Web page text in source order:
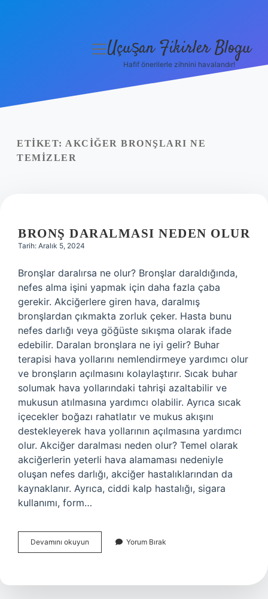
Yasal Uyarı
menüyü
Uçuşan Fikirler Blogu
Hafif önerilerle zihnini havalandır!
ETIKET: AKCIĞER BRONŞLARI NE
TEMIZLER
BRONŞ DARALMASI NEDEN OLUR
Tarih: Aralık 5, 2024
Bronşlar daralırsa ne olur? Bronşlar daraldığında,
nefes alma işini yapmak için daha fazla çaba
gerekir. Akciğerlere giren hava, daralmış
bronşlardan çıkmakta zorluk çeker. Hasta bunu
nefes darlığı veya göğüste sıkışma olarak ifade
edebilir. Daralan bronşlara ne iyi gelir? Buhar
terapisi hava yollarını nemlendirmeye yardımcı olur
ve bronşların açılmasını kolaylaştırır. Sıcak buhar
solumak hava yollarındaki tahrişi azaltabilir ve
mukusun atılmasına yardımcı olabilir. Ayrıca sıcak
içecekler boğazı rahatlatır ve mukus akışını
destekleyerek hava yollarının açılmasına yardımcı
olur. Akciğer daralması neden olur? Temel olarak
akciğerlerin yeterli hava alamaması nedeniyle
oluşan nefes darlığı, akciğer hastalıklarından da
kaynaklanır. Ayrıca, ciddi kalp hastalığı, sigara
kullanımı, form…
Devamını okuyun
Daralması
Yorum Bırak